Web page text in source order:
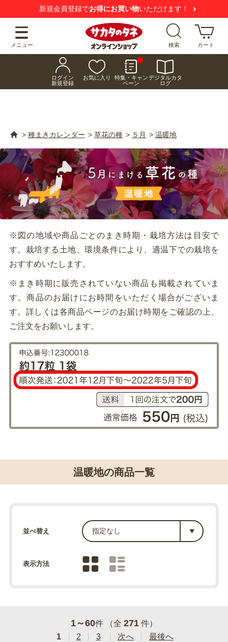
【注意喚起】悪質な偽サイトにご注意ください
メニュー 検索 カート
ログイン
新規登録
お気に入り
特集・キャン
ペーン
デジタルカタ
ログ
> 種まきカレンダー > 草花の種 > ５月 > 温暖地
※図の地域や商品ごとのまき時期・栽培方法は目安で
す。栽培する土地、環境条件により、適温下での栽培を
おすすめいたします。
※まき時期に販売されていない商品も掲載されていま
す。商品のお届けにお時間をいただく場合がございま
す。詳しくは各商品ページのお届け時期をご確認の上、
ご注文をお願いします。
温暖地の商品一覧
並べ替え
表示方法
1～60件 （全 271 件）
1
2 3 次へ 最後へ